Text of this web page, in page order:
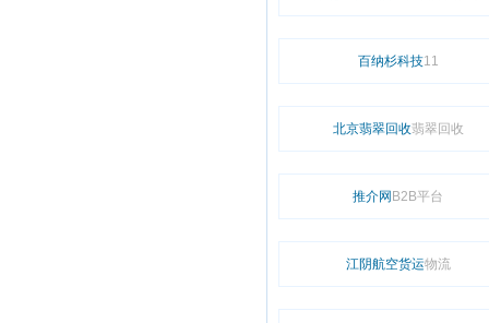
百纳杉科技11
北京翡翠回收翡翠回收
推介网 B2B平台
江阴航空货运物流